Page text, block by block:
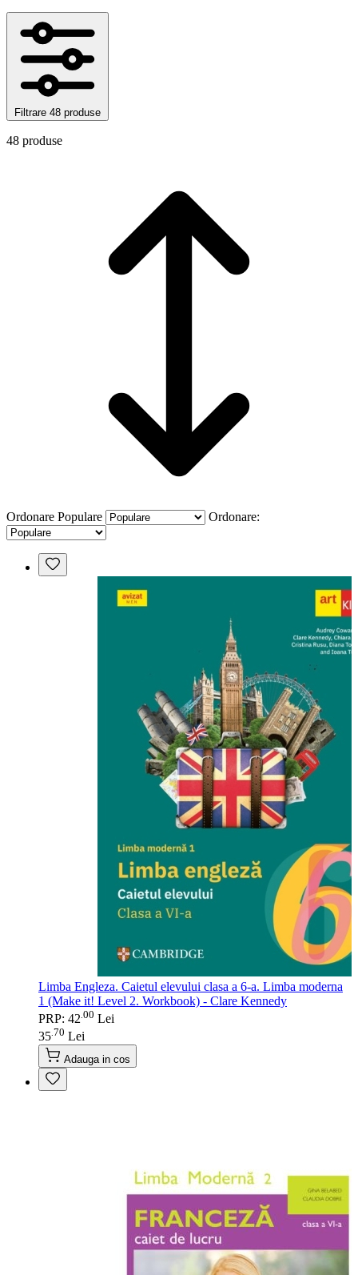
Filtrare 48 produse
48 produse
Ordonare Populare Ordonare:
Limba Engleza. Caietul elevului clasa a 6-a. Limba moderna
1 (Make it! Level 2. Workbook) - Clare Kennedy
PRP: 42 00 Lei
35 70 Lei
Adauga in cos